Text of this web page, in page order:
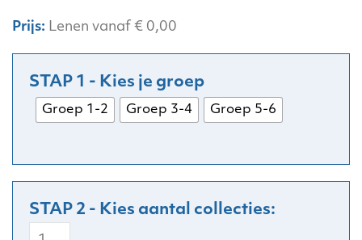
Lenen vanaf € 0,00
Groep 1-2 Groep 3-4 Groep 5-6
Kriebelbeestjes